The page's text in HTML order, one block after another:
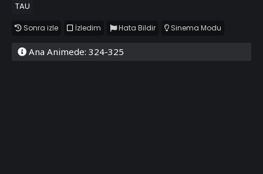
TAU
Sonra izle İzledim Hata Bildir Sinema Modu
Ana Animede: 324-325